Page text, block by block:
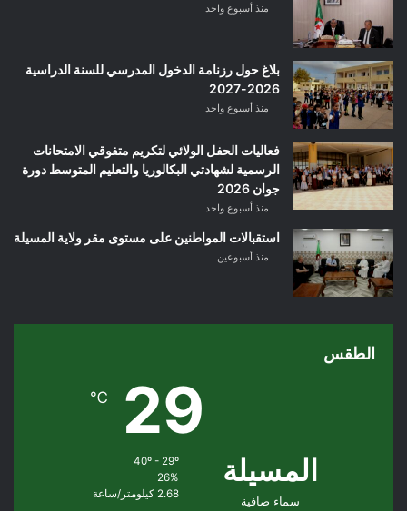
منذ أسبوع واحد
بلاغ حول رزنامة الدخول المدرسي للسنة الدراسية
2026-2027
منذ أسبوع واحد
فعاليات الحفل الولائي لتكريم متفوقي الامتحانات
الرسمية لشهادتي البكالوريا والتعليم المتوسط دورة
جوان 2026
منذ أسبوع واحد
استقبالات المواطنين على مستوى مقر ولاية المسيلة
منذ أسبوعين
الطقس
المسيلة
سماء صافية
29
℃
40º - 29º
26%
2.68 كيلومتر/ساعة